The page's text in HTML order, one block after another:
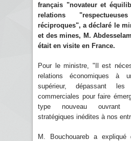
français "novateur et
relations
réciproques", a déclaré le
et des mines, M.
était en visite en France.
Pour le ministre, "Il est
relations économiques à
supérieur, dépassant les
commerciales pour faire
type nouveau ouvrant
stratégiques inédites à nos
M. Bouchouareb a